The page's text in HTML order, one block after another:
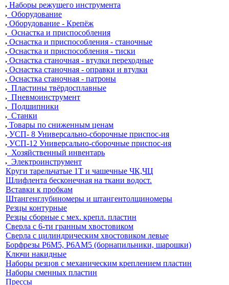
Наборы режущего инструмента
Оборудование
Оборудование - Крепёж
Оснастка и приспособления
Оснастка и приспособления - станочные
Оснастка и приспособления - тиски
Оснастка станочная - втулки переходные
Оснастка станочная - оправки и втулки
Оснастка станочная - патроны
Пластины твёрдосплавные
Пневмоинструмент
Подшипники
Станки
Товары по сниженным ценам
УСП- 8 Универсально-сборочные приспос-ия
УСП-12 Универсально-сборочные приспос-ия
Хозяйственный инвентарь
Электроинструмент
Круги тарельчатые 1Т и чашечные ЧК,ЧЦ
Шлифлента бесконечная на ткани водост.
Вставки к пробкам
Штангенглубиномеры и штангентолщиномеры
Резцы контурные
Резцы сборные с мех. крепл. пластин
Сверла с 6-ти гранным хвостовиком
Сверла с цилиндрическим хвостовиком левые
Борфрезы Р6М5, Р6АМ5 (борнапильники, шарошки)
Ключи накидные
Наборы резцов с механическим креплением пластин
Наборы сменных пластин
Прессы